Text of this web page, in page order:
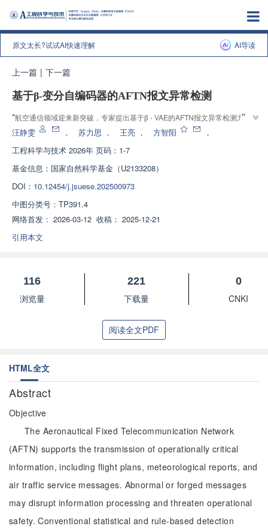
原文太长?试试AI快速理解 AI导读
上一篇 | 下一篇
基于β-变分自编码器的AFTN报文异常检测
“航空通信领域迎来新突破，专家提出基于β - VAE的AFTN报文异常检测方
法，为应对网络安全威胁提供有效解决方案。”
”
汪静雯 ， 苏力思 ， 王亮 ， 方智阳
，
工程科学与技术 2026年 页码：1-7
基金信息： 国家自然科学基金（U2133208）
DOI： 10.12454/j.jsuese.202500973
中图分类号： TP391.4
网络首发： 2026-03-12 收稿： 2025-12-21
引用本文
116
浏览量
221
下载量
0
CNKI
阅读全文PDF
HTML全文
Abstract
Objective
The Aeronautical Fixed Telecommunication Network
(AFTN) supports the transmission of operationally critical
information, including flight plans, meteorological reports, and
air traffic service messages. Abnormal or forged messages
may disrupt information processing and threaten operational
safety. Conventional statistical and rule-based detection